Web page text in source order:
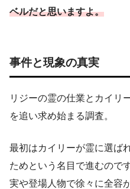
ベルだと思いますよ。
事件と現象の真実
リジーの霊の仕業とカイリ
を追い求め始まる調査。
最初はカイリーが霊に選ば
ためという名目で進むので
実や登場人物で徐々に全容